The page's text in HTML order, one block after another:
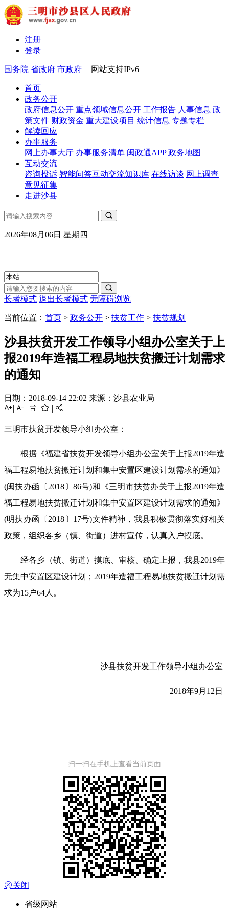
注册
登录
国务院 省政府 市政府 网站支持IPv6
首页
政务公开
政府信息公开 重点领域信息公开 工作报告 人事信息 政
策文件 财政资金 重大建设项目 统计信息 专题专栏
解读回应
办事服务
网上办事大厅 办事服务清单 闽政通APP 政务地图
互动交流
咨询投诉 智能问答互动交流知识库 在线访谈 网上调查
意见征集
走进沙县

2026年08月06日 星期四

长者模式 退出长者模式 无障碍浏览
当前位置： 首页 > 政务公开 > 扶贫工作 > 扶贫规划
沙县扶贫开发工作领导小组办公室关于上
报2019年造福工程易地扶贫搬迁计划需求
的通知
日期：2018-09-14 22:02 来源：沙县农业局
| | |  | 
三明市扶贫开发领导小组办公室：
根据《福建省扶贫开发领导小组办公室关于上报2019年造
福工程易地扶贫搬迁计划和集中安置区建设计划需求的通知》
(闽扶办函 〔 2018 〕 86号)和 《三明市扶贫办关于上报2019年造
福工程易地扶贫搬迁计划和集中安置区建设计划需求的通知》
(明扶办函 〔 2018 〕 17号)文件精神，我县积极贯彻落实好相关
政策， 组织各乡（镇、街道） 进村宣传 ， 认真入户摸底。
经各乡（镇、街道） 摸底 、审核、确定上报，我县2019年
无集中安置区建设计划 ； 2019年造福工程易地扶贫搬迁计划 需
求为15户64人。
沙县扶贫开发工作领导小组办公室
2018年9月 12 日
扫一扫在手机上查看当前页面
关闭
省级网站